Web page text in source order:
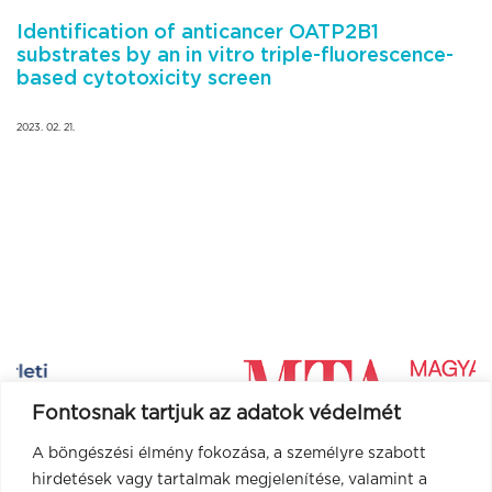
Fontosnak tartjuk az adatok védelmét
A böngészési élmény fokozása, a személyre szabott
hirdetések vagy tartalmak megjelenítése, valamint a
Identification of anticancer OATP2B1
substrates by an in vitro triple-fluorescence-
based cytotoxicity screen
2023. 02. 21.